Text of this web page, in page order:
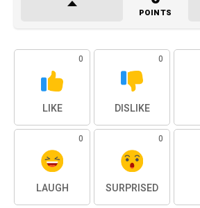
POINTS
0
LIKE
0
DISLIKE
0
LAUGH
0
SURPRISED